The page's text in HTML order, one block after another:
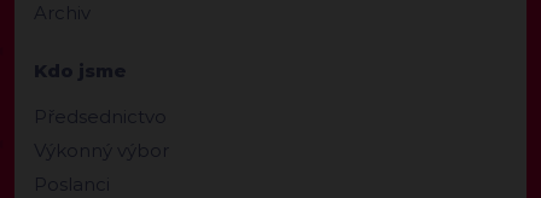
Archiv
Kdo jsme
Předsednictvo
Výkonný výbor
Poslanci